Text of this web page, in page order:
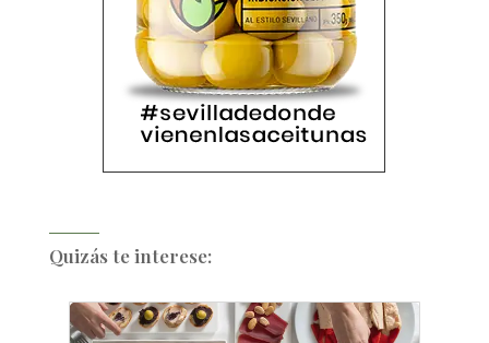
Quizás te interese: